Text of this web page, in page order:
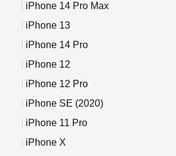
iPhone 14 Pro Max
iPhone 13
iPhone 14 Pro
iPhone 12
iPhone 12 Pro
iPhone SE (2020)
iPhone 11 Pro
iPhone X